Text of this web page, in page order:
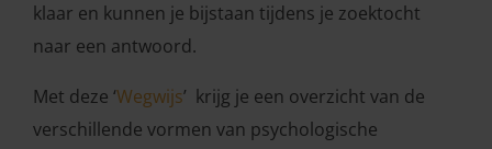
klaar en kunnen je bijstaan tijdens je zoektocht
naar een antwoord.
Met deze ‘Wegwijs’ krijg je een overzicht van de
verschillende vormen van psychologische